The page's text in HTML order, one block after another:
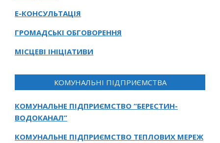
Е-КОНСУЛЬТАЦІЯ
ГРОМАДСЬКІ ОБГОВОРЕННЯ
МІСЦЕВІ ІНІЦІАТИВИ
КОМУНАЛЬНІ ПІДПРИЄМСТВА
КОМУНАЛЬНЕ ПІДПРИЄМСТВО “БЕРЕСТИН-
ВОДОКАНАЛ”
КОМУНАЛЬНЕ ПІДПРИЄМСТВО ТЕПЛОВИХ МЕРЕЖ